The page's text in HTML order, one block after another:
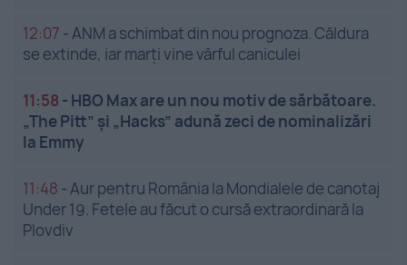
12:07 -ANM a schimbat din nou prognoza. Căldura
se extinde, iar marți vine vârful caniculei
11:58 - HBO Max are un nou motiv de sărbătoare.
„The Pitt” și „Hacks” adună zeci de nominalizări
la Emmy
11:48 -Aur pentru România la Mondialele de canotaj
Under 19. Fetele au făcut o cursă extraordinară la
Plovdiv